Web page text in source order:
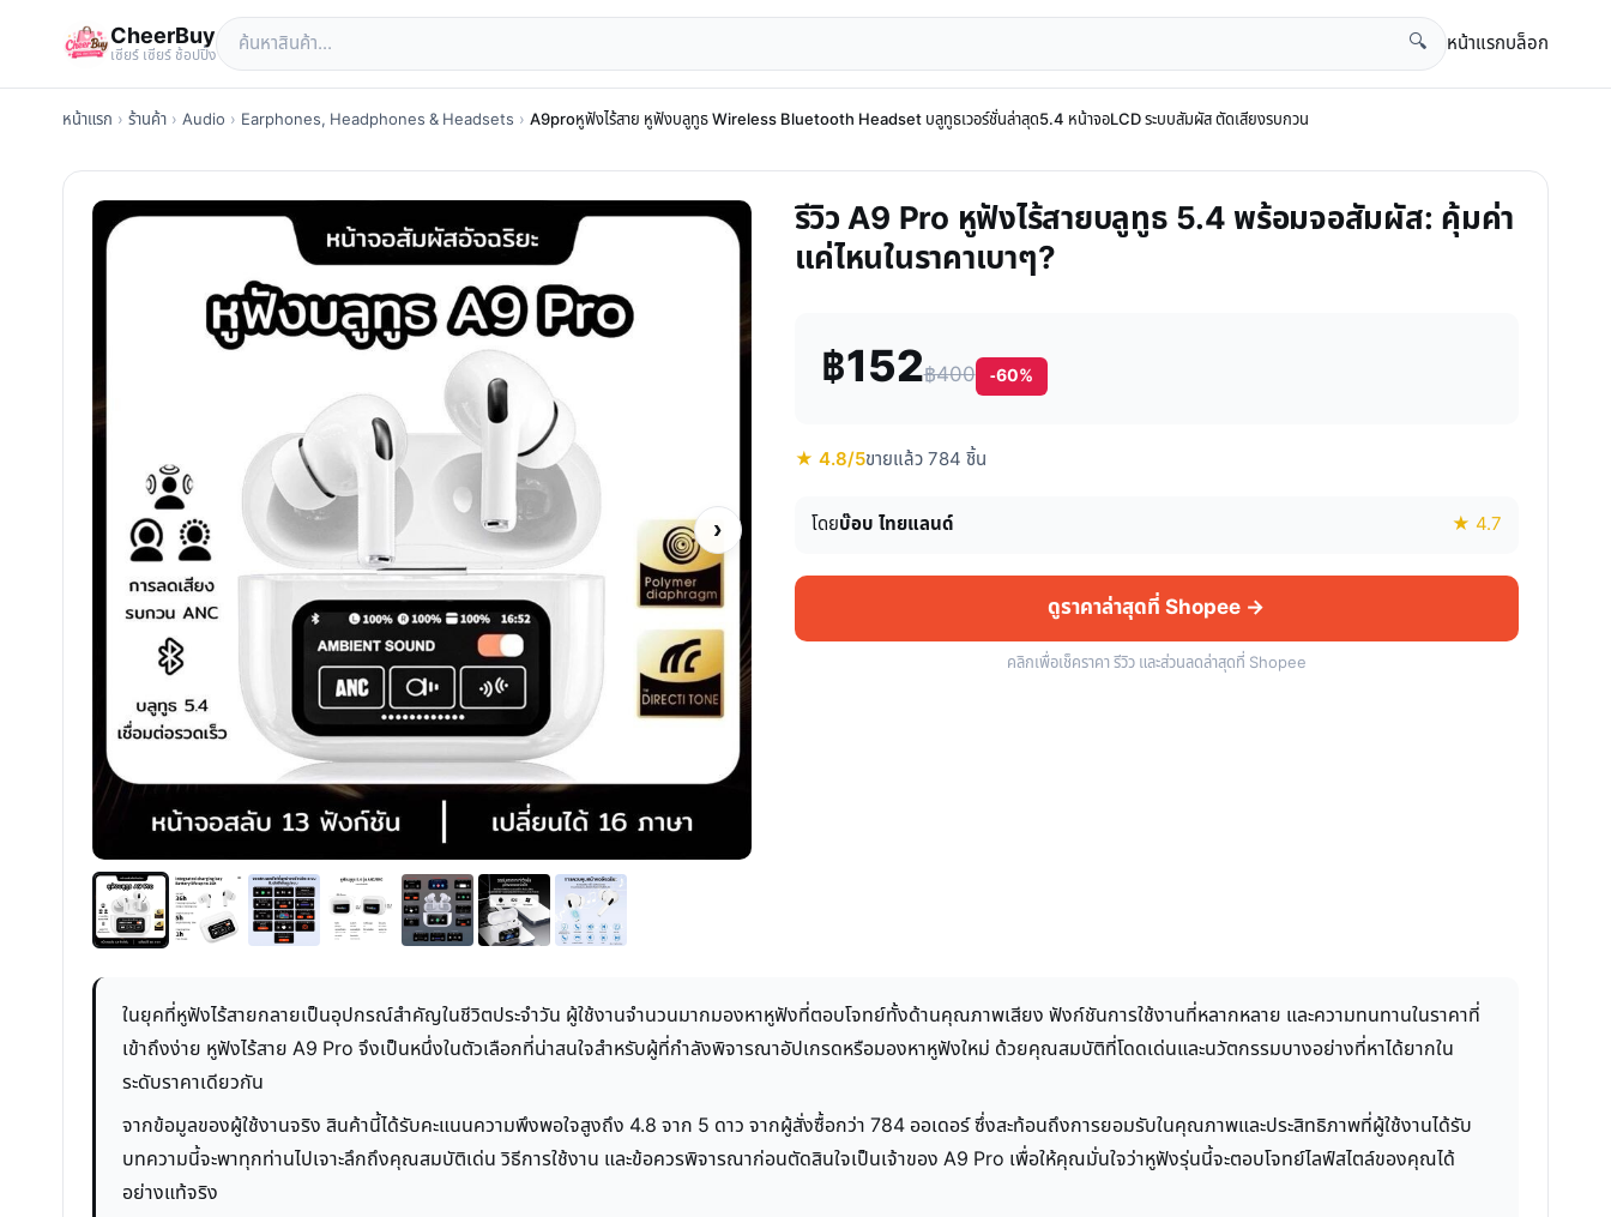
CheerBuy
เซียร์ เซียร์ ช้อปปิ้ง
🔍 หน้าแรกบล็อก
หน้าแรก › ร้านค้า › Audio › Earphones, Headphones & Headsets › A9proหูฟังไร้สาย หูฟังบลูทูธ Wireless Bluetooth Headset บลูทูธเวอร์ชั่นล่าสุด5.4 หน้าจอLCD ระบบสัมผัส​ ตัดเสียงรบกวน
›
รีวิว A9 Pro หูฟังไร้สายบลูทูธ 5.4 พร้อมจอสัมผัส: คุ้มค่า
แค่ไหนในราคาเบาๆ?
฿152฿400 -60%
★ 4.8/5ขายแล้ว 784 ชิ้น
โดยบ๊อบ ไทยแลนด์ ★ 4.7
ดูราคาล่าสุดที่ Shopee →
คลิกเพื่อเช็คราคา รีวิว และส่วนลดล่าสุดที่ Shopee
ในยุคที่หูฟังไร้สายกลายเป็นอุปกรณ์สำคัญในชีวิตประจำวัน ผู้ใช้งานจำนวนมากมองหาหูฟังที่ตอบโจทย์ทั้งด้านคุณภาพเสียง ฟังก์ชันการใช้งานที่หลากหลาย และความทนทานในราคาที่
เข้าถึงง่าย หูฟังไร้สาย A9 Pro จึงเป็นหนึ่งในตัวเลือกที่น่าสนใจสำหรับผู้ที่กำลังพิจารณาอัปเกรดหรือมองหาหูฟังใหม่ ด้วยคุณสมบัติที่โดดเด่นและนวัตกรรมบางอย่างที่หาได้ยากใน
ระดับราคาเดียวกัน
จากข้อมูลของผู้ใช้งานจริง สินค้านี้ได้รับคะแนนความพึงพอใจสูงถึง 4.8 จาก 5 ดาว จากผู้สั่งซื้อกว่า 784 ออเดอร์ ซึ่งสะท้อนถึงการยอมรับในคุณภาพและประสิทธิภาพที่ผู้ใช้งานได้รับ
บทความนี้จะพาทุกท่านไปเจาะลึกถึงคุณสมบัติเด่น วิธีการใช้งาน และข้อควรพิจารณาก่อนตัดสินใจเป็นเจ้าของ A9 Pro เพื่อให้คุณมั่นใจว่าหูฟังรุ่นนี้จะตอบโจทย์ไลฟ์สไตล์ของคุณได้
อย่างแท้จริง